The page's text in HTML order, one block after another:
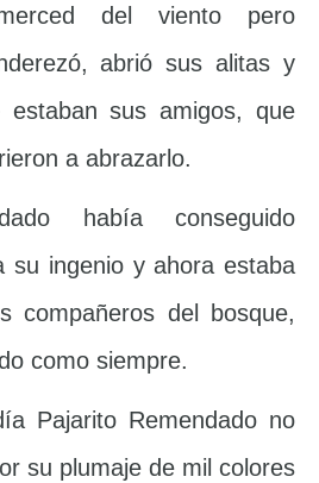
del viento pero
abrió sus alitas y
estaban sus amigos, que
a abrazarlo.
había conseguido
su ingenio y ahora estaba
compañeros del bosque,
como siempre.
Pajarito Remendado no
su plumaje de mil colores